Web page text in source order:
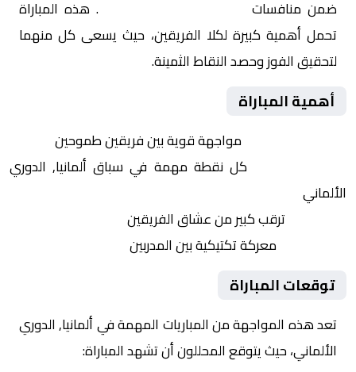
ضمن منافسات
. هذه المباراة
تحمل أهمية كبيرة لكلا الفريقين، حيث يسعى كل منهما
لتحقيق الفوز وحصد النقاط الثمينة.
أهمية المباراة
مواجهة قوية بين فريقين طموحين
كل نقطة مهمة في سباق ألمانيا, الدوري
الألماني
ترقب كبير من عشاق الفريقين
معركة تكتيكية بين المدربين
توقعات المباراة
تعد هذه المواجهة من المباريات المهمة في ألمانيا, الدوري
الألماني، حيث يتوقع المحللون أن تشهد المباراة: